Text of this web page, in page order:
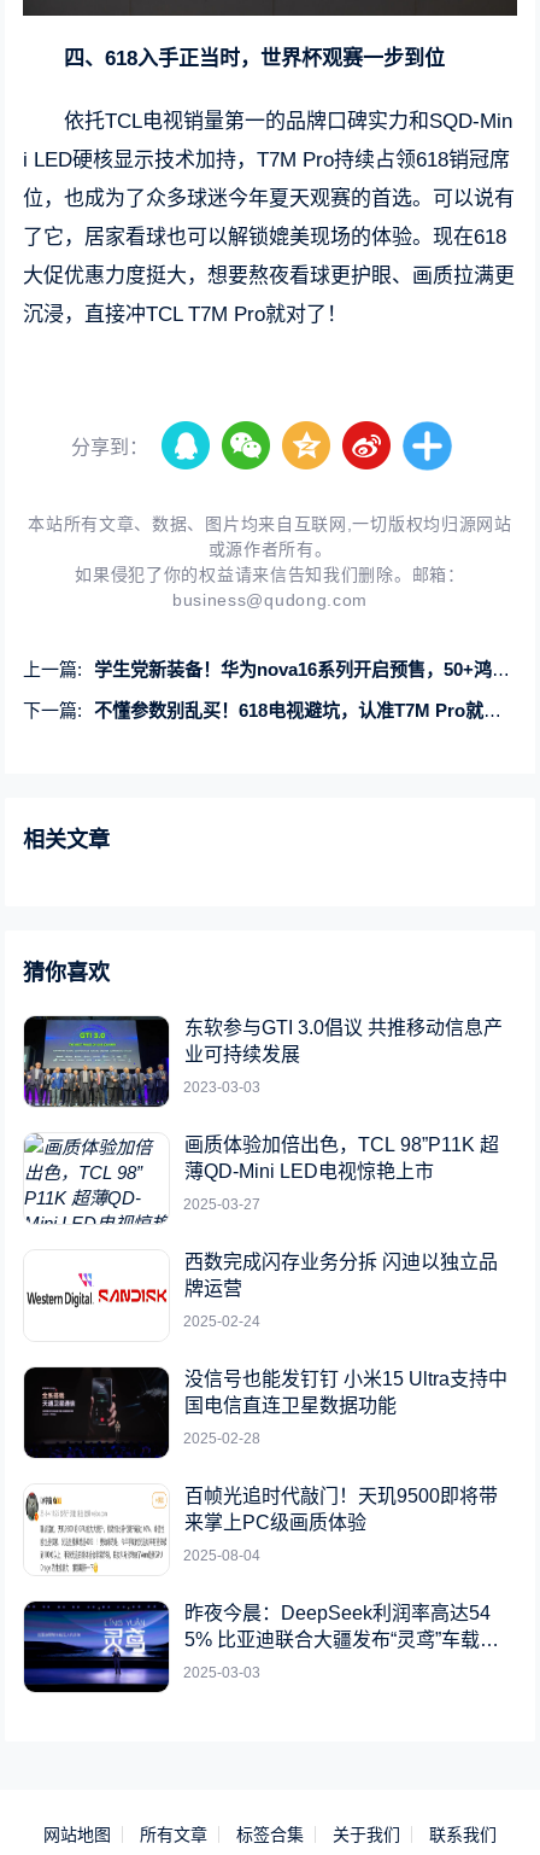
四、618入手正当时，世界杯观赛一步到位
依托TCL电视销量第一的品牌口碑实力和SQD-Min
i LED硬核显示技术加持，T7M Pro持续占领618销冠席
位，也成为了众多球迷今年夏天观赛的首选。可以说有
了它，居家看球也可以解锁媲美现场的体验。现在618
大促优惠力度挺大，想要熬夜看球更护眼、画质拉满更
沉浸，直接冲TCL T7M Pro就对了！
分享到：
本站所有文章、数据、图片均来自互联网,一切版权均归源网站
或源作者所有。
如果侵犯了你的权益请来信告知我们删除。邮箱：
business@qudong.com
上一篇:
学生党新装备！华为nova16系列开启预售，50+鸿蒙版校园应用体验再升级
下一篇:
不懂参数别乱买！618电视避坑，认准T7M Pro就够了
相关文章
猜你喜欢
东软参与GTI 3.0倡议 共推移动信息产
业可持续发展
2023-03-03
画质体验加倍出色，TCL 98”P11K 超
薄QD-Mini LED电视惊艳上市
2025-03-27
西数完成闪存业务分拆 闪迪以独立品
牌运营
2025-02-24
没信号也能发钉钉 小米15 Ultra支持中
国电信直连卫星数据功能
2025-02-28
百帧光追时代敲门！天玑9500即将带
来掌上PC级画质体验
2025-08-04
昨夜今晨：DeepSeek利润率高达54
5% 比亚迪联合大疆发布“灵鸢”车载无
人机系统
2025-03-03
网站地图 所有文章 标签合集 关于我们 联系我们